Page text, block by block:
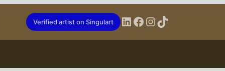
Verified artist on Singulart LinkedIn
Facebook
Instagram
TikTok